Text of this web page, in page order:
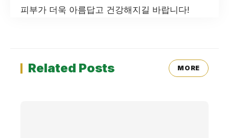
피부가 더욱 아름답고 건강해지길 바랍니다!
Related Posts MORE